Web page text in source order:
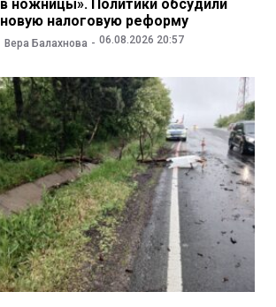
в ножницы». Политики обсудили
новую налоговую реформу
Вера Балахнова 06.08.2026 20:57